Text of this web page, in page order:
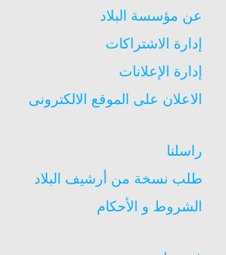
عن مؤسسة البلاد
إدارة الاشتراكات
إدارة الإعلانات
الاعلان على الموقع الالكترونى
راسلنا
طلب نسخة من أرشيف البلاد
الشروط و الأحكام